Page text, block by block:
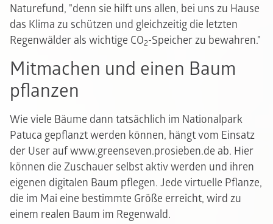
Naturefund, "denn sie hilft uns allen, bei uns zu Hause
das Klima zu schützen und gleichzeitig die letzten
Regenwälder als wichtige CO2-Speicher zu bewahren."
Mitmachen und einen Baum
pflanzen
Wie viele Bäume dann tatsächlich im Nationalpark
Patuca gepflanzt werden können, hängt vom Einsatz
der User auf www.greenseven.prosieben.de ab. Hier
können die Zuschauer selbst aktiv werden und ihren
eigenen digitalen Baum pflegen. Jede virtuelle Pflanze,
die im Mai eine bestimmte Größe erreicht, wird zu
einem realen Baum im Regenwald.